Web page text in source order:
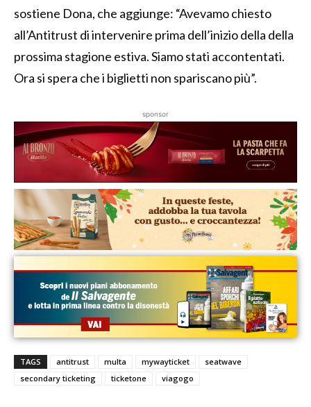
sostiene Dona, che aggiunge: “Avevamo chiesto
all’Antitrust di intervenire prima dell’inizio della della
prossima stagione estiva. Siamo stati accontentati.
Ora si spera che i biglietti non spariscano più”.
sponsor
TAGS antitrust multa mywayticket
seatwave
secondary ticketing
ticketone viagogo